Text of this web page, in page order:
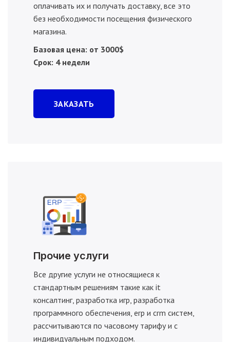
оплачивать их и получать доставку, все это
без необходимости посещения физического
магазина.
Базовая цена: от 3000$
Срок: 4 недели
ЗАКАЗАТЬ
Прочие услуги
Все другие услуги не относящиеся к
стандартным решениям такие как it
консалтинг, разработка игр, разработка
программного обеспечения, erp и crm систем,
рассчитываются по часовому тарифу и с
индивидуальным подходом.